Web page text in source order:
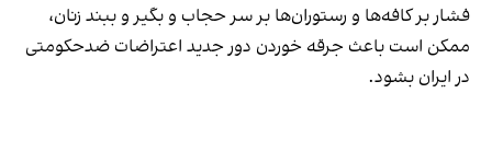
فشار بر کافه‌ها و رستوران‌ها بر سر حجاب و بگیر و ببند زنان،
ممکن است باعث جرقه خوردن دور جدید اعتراضات ضدحکومتی
در ایران بشود.